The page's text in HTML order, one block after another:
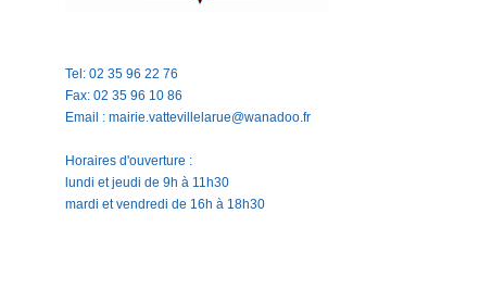
Tel: 02 35 96 22 76
Fax: 02 35 96 10 86
Email : mairie.vattevillelarue@wanadoo.fr
Horaires d'ouverture :
lundi et jeudi de 9h à 11h30
mardi et vendredi de 16h à 18h30